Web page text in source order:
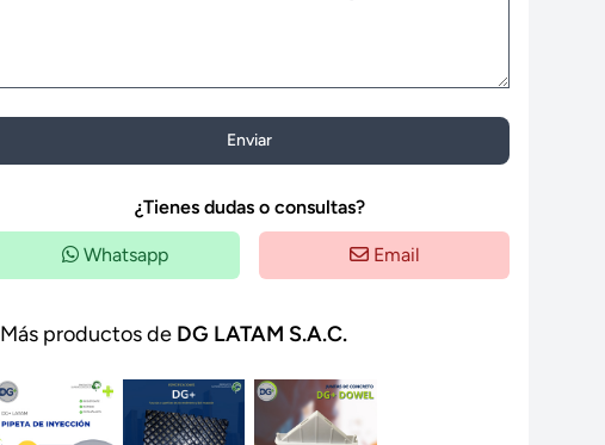
Enviar
¿Tienes dudas o consultas?
Whatsapp Email
Más productos de DG LATAM S.A.C.